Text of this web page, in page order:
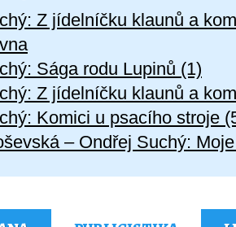
Z jídelníčku klaunů a
Sága rodu Lupinů (1)
Z jídelníčku klaunů a
Komici u psacího stroje
– Ondřej Suchý: